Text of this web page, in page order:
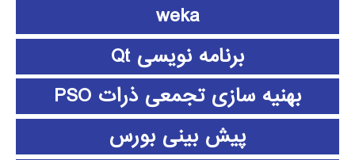
weka
برنامه نویسی Qt
بهنیه سازی تجمعی ذرات PSO
پیش بینی بورس